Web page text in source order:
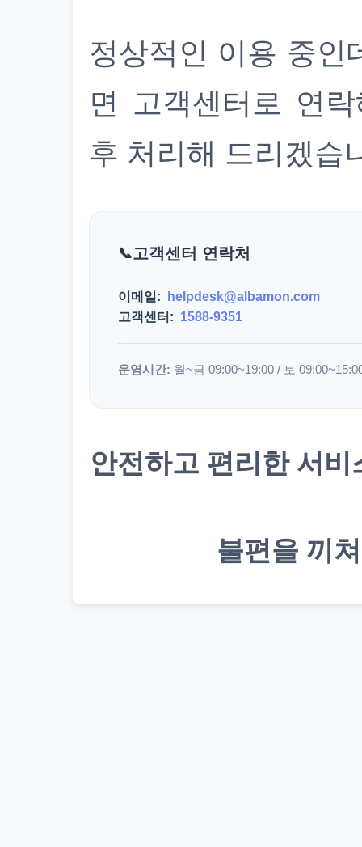
정상적인 이용 중인
면 고객센터로 연
후 처리해 드리겠습
고객센터 연락처
이메일:
helpdesk@albamon.com
고객센터: 1588-9351
운영시간: 월~금 09:00~19:00 / 토
안전하고 편리한 서
불편을 끼